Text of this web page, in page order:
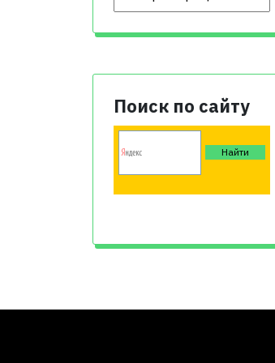
Поиск по сайту